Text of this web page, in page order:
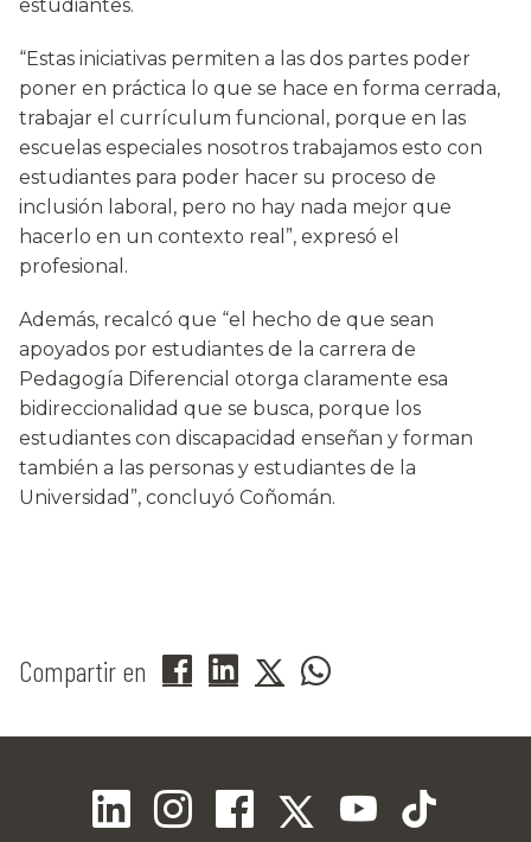
estudiantes.
“Estas iniciativas permiten a las dos partes poder
poner en práctica lo que se hace en forma cerrada,
trabajar el currículum funcional, porque en las
escuelas especiales nosotros trabajamos esto con
estudiantes para poder hacer su proceso de
inclusión laboral, pero no hay nada mejor que
hacerlo en un contexto real”, expresó el
profesional.
Además, recalcó que “el hecho de que sean
apoyados por estudiantes de la carrera de
Pedagogía Diferencial otorga claramente esa
bidireccionalidad que se busca, porque los
estudiantes con discapacidad enseñan y forman
también a las personas y estudiantes de la
Universidad”, concluyó Coñomán.
Compartir en